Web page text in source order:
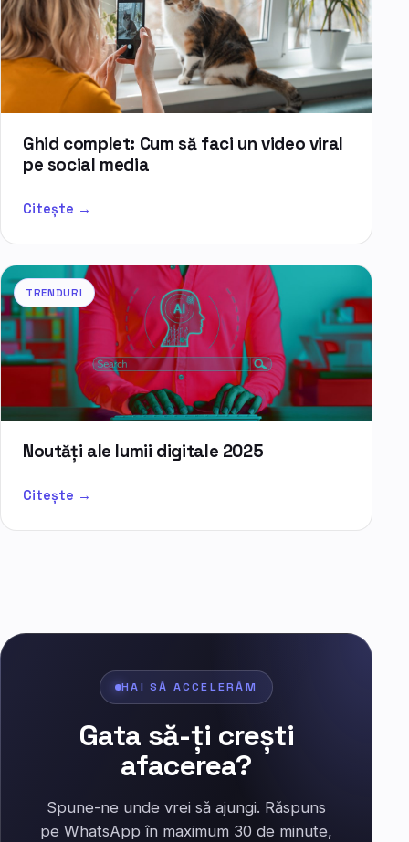
Ghid complet: Cum să faci un video viral
pe social media
Citește →
TRENDURI
Noutăți ale lumii digitale 2025
Citește →
HAI SĂ ACCELERĂM
Gata să-ți crești
afacerea?
Spune-ne unde vrei să ajungi. Răspuns
pe WhatsApp în maximum 30 de minute,